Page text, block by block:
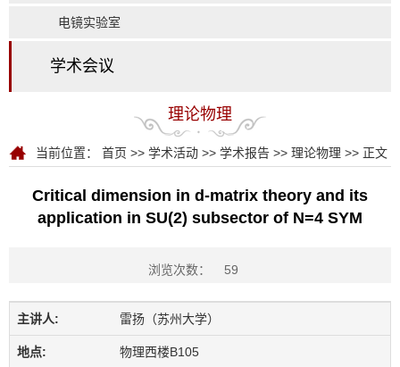
电镜实验室
学术会议
理论物理
当前位置： 首页 >> 学术活动 >> 学术报告 >> 理论物理 >> 正文
Critical dimension in d-matrix theory and its
application in SU(2) subsector of N=4 SYM
浏览次数： 59
主讲人: 雷扬（苏州大学）
地点: 物理西楼B105